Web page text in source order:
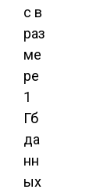
с в
раз
ме
ре
1
Гб
да
нн
ых